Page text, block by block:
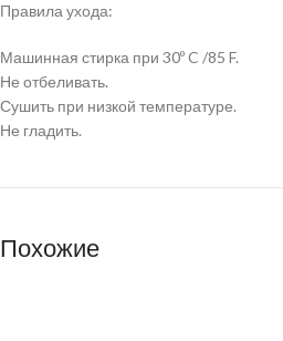
Правила ухода:
Машинная стирка при 30º C /85 F.
Не отбеливать.
Сушить при низкой температуре.
Не гладить.
Похожие